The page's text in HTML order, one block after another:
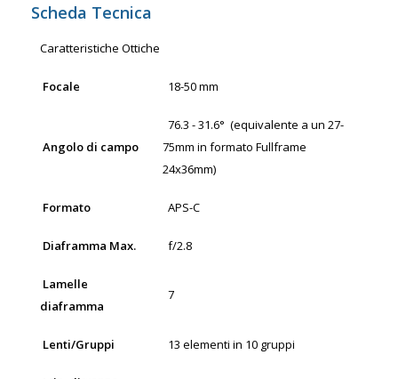
Scheda Tecnica
Caratteristiche Ottiche
Focale 18-50 mm
Angolo di campo
76.3 - 31.6° (equivalente a un 27-
75mm in formato Fullframe
24x36mm)
Formato APS-C
Diaframma Max. f/2.8
Lamelle
diaframma
7
Lenti/Gruppi 13 elementi in 10 gruppi